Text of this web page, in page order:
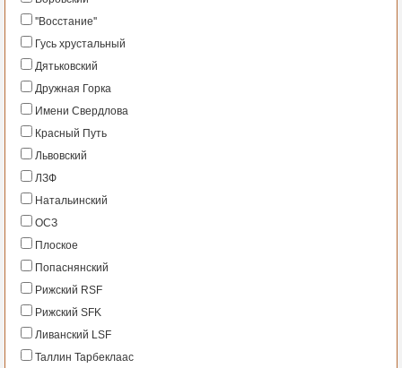
''Восстание''
Гусь хрустальный
Дятьковский
Дружная Горка
Имени Свердлова
Красный Путь
Львовский
ЛЗФ
Натальинский
ОСЗ
Плоское
Попаснянский
Рижский RSF
Рижский SFK
Ливанский LSF
Таллин Тарбеклаас